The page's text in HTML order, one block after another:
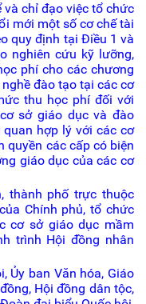
và chỉ đạo việc tổ chức
mới một số cơ chế tài
quy định tại Điều 1 và
nghiên cứu kỹ lưỡng,
phí cho các chương
đào tạo tại các cơ
thu học phí đối với
sở giáo dục và đào
hợp lý với các cơ
quyền các cấp có biện
giáo dục của các cơ
thành phố trực thuộc
Chính phủ, tổ chức
cơ sở giáo dục mầm
trình Hội đồng nhân
Ủy ban Văn hóa, Giáo
Hội đồng dân tộc,